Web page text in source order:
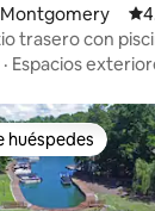
5; 137
Montgomery
trasero con
· Espacios
huéspedes
huéspedes